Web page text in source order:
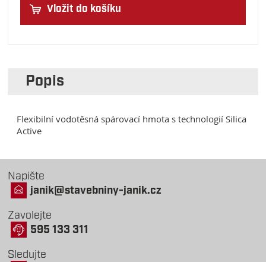
Vložit do košíku
Popis
Flexibilní vodotěsná spárovací hmota s technologií Silica
Active
Napište
janik@stavebniny-janik.cz
Zavolejte
595 133 311
Sledujte